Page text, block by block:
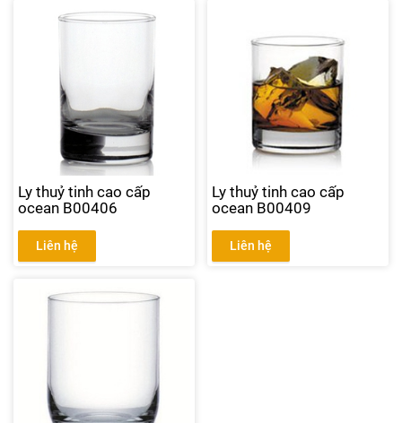
Ly thuỷ tinh cao cấp
ocean B00406
Liên hệ
Ly thuỷ tinh cao cấp
ocean B00409
Liên hệ